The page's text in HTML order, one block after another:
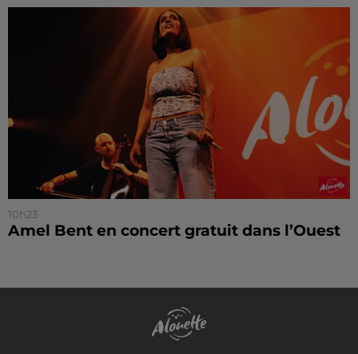
10h23
Amel Bent en concert gratuit dans l’Ouest